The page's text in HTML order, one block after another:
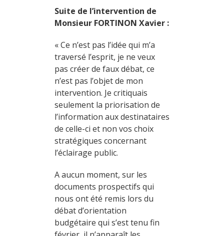
Suite de l’intervention de
Monsieur FORTINON Xavier :
« Ce n’est pas l’idée qui m’a
traversé l’esprit, je ne veux
pas créer de faux débat, ce
n’est pas l’objet de mon
intervention. Je critiquais
seulement la priorisation de
l’information aux destinataires
de celle-ci et non vos choix
stratégiques concernant
l’éclairage public.
A aucun moment, sur les
documents prospectifs qui
nous ont été remis lors du
débat d’orientation
budgétaire qui s’est tenu fin